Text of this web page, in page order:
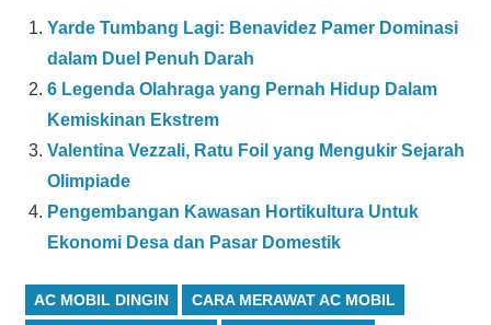
Yarde Tumbang Lagi: Benavidez Pamer Dominasi
dalam Duel Penuh Darah
6 Legenda Olahraga yang Pernah Hidup Dalam
Kemiskinan Ekstrem
Valentina Vezzali, Ratu Foil yang Mengukir Sejarah
Olimpiade
Pengembangan Kawasan Hortikultura Untuk
Ekonomi Desa dan Pasar Domestik
AC MOBIL DINGIN CARA MERAWAT AC MOBIL